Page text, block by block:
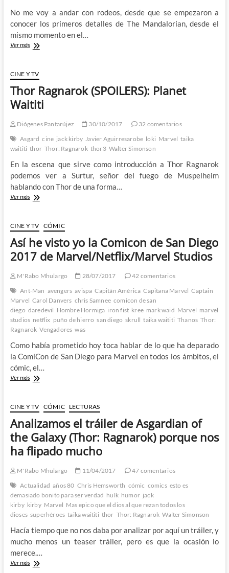
No me voy a andar con rodeos, desde que se empezaron a
conocer los primeros detalles de The Mandalorian, desde el
mismo momento en el…
Ver másEsperándolo
mucho
tiempo
y
desde
una
muy
lejana,
llega
fin
The
Mandalorian
CINE Y TV
Thor Ragnarok (SPOILERS): Planet
Waititi
Diógenes Pantarújez 30/10/2017
32 comentarios
Asgard cine jack kirby Javier Aguirresarobe loki Marvel taika
waititi thor Thor: Ragnarok thor3 Walter Simonson
En la escena que sirve como introducción a Thor Ragnarok
podemos ver a Surtur, señor del fuego de Muspelheim
hablando con Thor de una forma…
Ver másThor
Planet
Waititi
CINE Y TV CÓMIC
Así he visto yo la Comicon de San Diego
2017 de Marvel/Netflix/Marvel Studios
M'Rabo Mhulargo 28/07/2017
42 comentarios
Ant-Man avengers avispa Capitán América Capitana Marvel Captain
Marvel Carol Danvers chris Samnee comicon de san
diego daredevil Hombre Hormiga iron fist kree mark waid Marvel marvel
studios netflix puño de hierro san diego skrull taika waititi Thanos Thor:
Ragnarok Vengadores was
Como había prometido hoy toca hablar de lo que ha deparado
la ComiCon de San Diego para Marvel en todos los ámbitos, el
cómic, el…
Ver másAsí
yo
la
Comicon
de
San
Diego
2017
de
Studios
CINE Y TV CÓMIC LECTURAS
Analizamos el tráiler de Asgardian of
the Galaxy (Thor: Ragnarok) porque nos
ha flipado mucho
M'Rabo Mhulargo 11/04/2017
47 comentarios
Actualidad años 80 Chris Hemsworth cómic comics esto es
demasiado bonito para ser verdad hulk humor jack
kirby kirby Marvel Mas epico que el dios al que rezan todos los
dioses superhéroes taika waititi thor Thor: Ragnarok Walter Simonson
Hacía tiempo que no nos daba por analizar por aquí un tráiler, y
mucho menos un teaser tráiler, pero es que la ocasión lo
merece.…
Ver másAnalizamos